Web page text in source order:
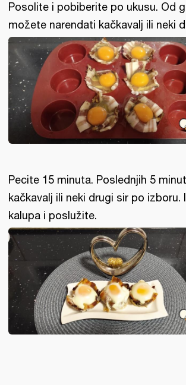
Posolite i pobiberite po ukusu. Od
možete narendati kačkavalj ili neki
Pecite 15 minuta. Poslednjih 5
kačkavalj ili neki drugi sir po izboru.
kalupa i poslužite.